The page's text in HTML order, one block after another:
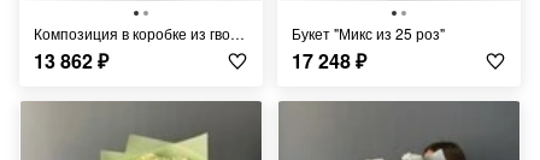
Композиция в коробке из гвоздик
13 862₽
Букет "Микс из 25 роз"
17 248₽